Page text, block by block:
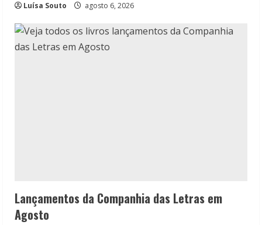
Luísa Souto agosto 6, 2026
Lançamentos da Companhia das Letras em
Agosto